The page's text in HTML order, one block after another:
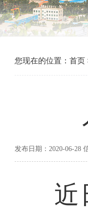
您现在的位置： 首页
发布日期：2020-06-28
近